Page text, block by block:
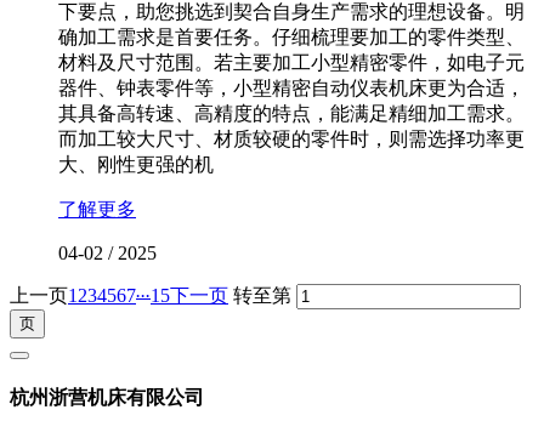
下要点，助您挑选到契合自身生产需求的理想设备。明
确加工需求是首要任务。仔细梳理要加工的零件类型、
材料及尺寸范围。若主要加工小型精密零件，如电子元
器件、钟表零件等，小型精密自动仪表机床更为合适，
其具备高转速、高精度的特点，能满足精细加工需求。
而加工较大尺寸、材质较硬的零件时，则需选择功率更
大、刚性更强的机
了解更多
04-02 / 2025
上一页1 234567...15下一页 转至第
杭州浙营机床有限公司